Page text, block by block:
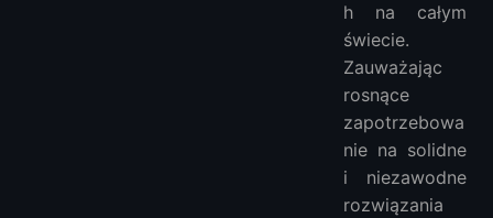
h na całym
świecie.
Zauważając
rosnące
zapotrzebowa
nie na solidne
i niezawodne
rozwiązania